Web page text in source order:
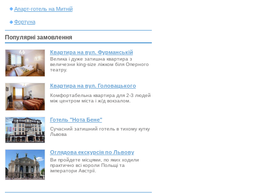
Апарт-готель на Митній
Фортуна
Популярні замовлення
Квартира на вул. Фурманській
Велика і дуже затишна квартира з
величезни king-size ліжком біля Оперного
театру.
Квартира на вул. Головацького
Комфортабельна квартира для 2-3 людей
між центром міста і ж/д вокзалом.
Готель "Нота Бене"
Сучасний затишний готель в тихому кутку
Львова
Оглядова екскурсія по Львову
Ви пройдете місцями, по яких ходили
практично всі короли Польщі та
імператори Австрії.